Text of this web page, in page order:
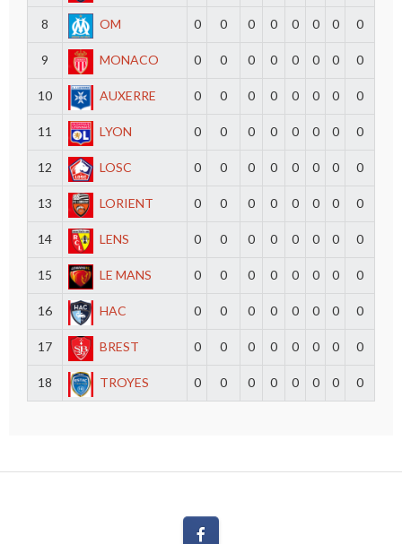
8 OM 0 0 0 0 0 0 0 0
9 MONACO 0 0 0 0 0 0 0 0
10 AUXERRE 0 0 0 0 0 0 0 0
11 LYON 0 0 0 0 0 0 0 0
12 LOSC 0 0 0 0 0 0 0 0
13 LORIENT 0 0 0 0 0 0 0 0
14 LENS 0 0 0 0 0 0 0 0
15 LE MANS 0 0 0 0 0 0 0 0
16 HAC 0 0 0 0 0 0 0 0
17 BREST 0 0 0 0 0 0 0 0
18 TROYES 0 0 0 0 0 0 0 0